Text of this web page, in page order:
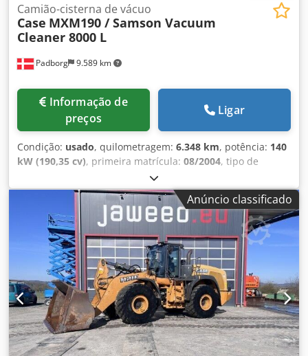
Padborg 9.589 km
Camião-cisterna de vácuo
Case MXM190 / Samson Vacuum
Cleaner 8000 L
preços
Ligar
Condição: usado, quilometragem: 6.348 km, potência: 140
kW (190,35 cv), primeira matrícula: 08/2004, tipo de
, Ano de fabrico:
Modelo: MXM190 / Aspirador Samson 8000 L Ano: 2004
Condição: Boa Número de série: ACM231045 Ref. nr.: 8084
Data de registo: Potência: 190 cv Horas: 6348 Transmissão:
Powershift total 19+6 Depósito de diesel: 1 Capacidade do
tanque: 400 L Rádio: ? Assento pneumático: ? Freio a disco:
Freio em banho de óleo Dimensão do pneu: 600/65R25 +
650/75R38 - 520/70R34 Porcentagem de borracha restante:
60% 90% - 40% Caixa de ferramentas: ? Sistema hidráulico:
? Fabricante do tanque: Samson Capacidade do tanque:
8000 L Dodpfx Asynq Dbecwokr Bomba de alta pressão: 2 x
HPP Capacidade alta pressão: 122 l/min - 130 bar Bomba
de vácuo: Samson Controle remoto: ?
Anúncio classificado